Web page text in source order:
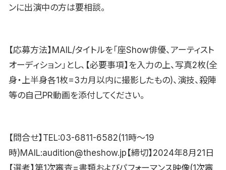
ンに出演中の方は要相談。
【応募方法】MAIL/タイトルを「座Show俳優、アーティスト
オーディション」とし、【必要事項】を入力の上、写真2枚(全
身・上半身各1枚=3カ月以内に撮影したもの)、演技、殺陣
等の自己PR動画を添付してください。
【問合せ】TEL:03-6811-6582(11時〜19
時)MAIL:audition@theshow.jp【締切】2024年8月21日